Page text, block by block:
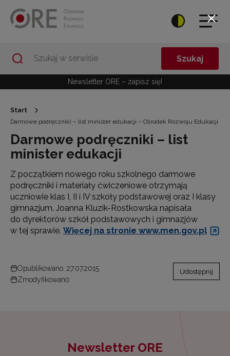
Szukaj
Newsletter ORE – zapisz się!
Start
Darmowe podręczniki – list minister edukacji – Ośrodek Rozwoju Edukacji
Darmowe podręczniki – list
minister edukacji
Z początkiem nowego roku szkolnego darmowe
podręczniki i materiały ćwiczeniowe otrzymają
uczniowie klas I, II i IV szkoły podstawowej oraz I klasy
gimnazjum. Joanna Kluzik-Rostkowska napisała
do dyrektorów szkół podstawowych i gimnazjów
w tej sprawie. Więcej na stronie www.men.gov.pl
Opublikowano: 27.07.2015
Zmodyfikowano:
Udostępnij
Newsletter ORE